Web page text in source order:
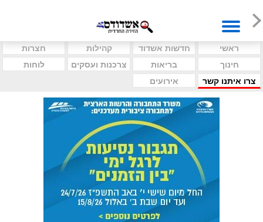
ראשי חדשות אשדוד קהילות
חצרות
חינוך
בריאות צרכנות ועסקים
לוחות
צרו איתנו קשר
אירועים